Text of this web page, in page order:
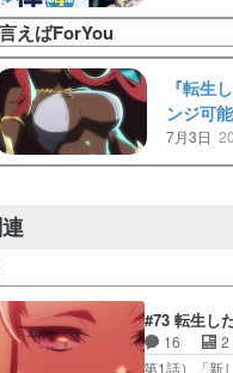
えばForYou
『転生
ンジ可
7月3日
#73 転生し
16 2
第1話）「